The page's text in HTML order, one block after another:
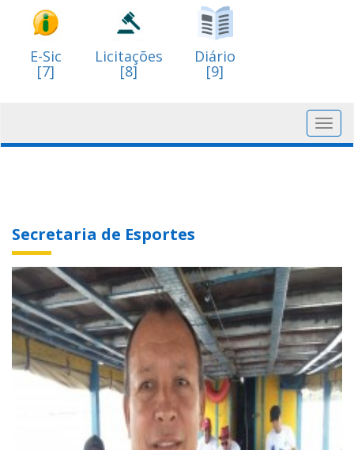
E-Sic
[7]
Licitações
[8]
Diário
[9]
Secretaria de Esportes